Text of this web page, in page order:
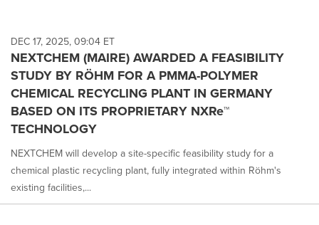
DEC 17, 2025, 09:04 ET
NEXTCHEM (MAIRE) AWARDED A FEASIBILITY
STUDY BY RÖHM FOR A PMMA-POLYMER
CHEMICAL RECYCLING PLANT IN GERMANY
BASED ON ITS PROPRIETARY NXRe™
TECHNOLOGY
NEXTCHEM will develop a site-specific feasibility study for a
chemical plastic recycling plant, fully integrated within Röhm's
existing facilities,...